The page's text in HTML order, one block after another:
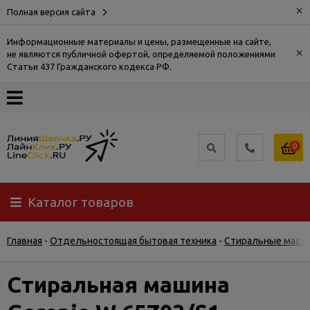
Полная версия сайта ×
Информационные материалы и цены, размещенные на сайте,
не являются публичной офертой, определяемой положениями
Статьи 437 Гражданского кодекса РФ.
×
О
Доставка
Самовывоз
Гарантия
возврат
0
Каталог товаров
Главная - Отдельностоящая бытовая техника - Стиральные
Стиральная машина